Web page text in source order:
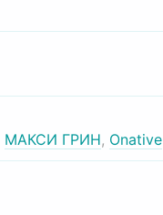
МАКСИ ГРИН, Onative